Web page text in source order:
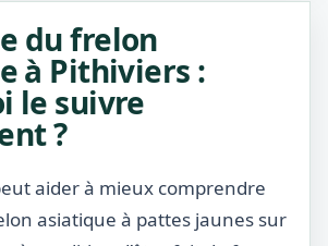
du frelon
à Pithiviers :
le suivre
?
aider à mieux comprendre
asiatique à pattes jaunes sur